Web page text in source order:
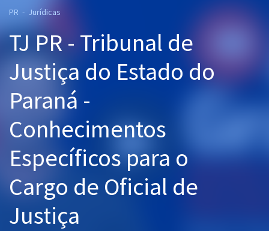
Cursos 20% OFF
Pós
Graduação
OAB
Questões grátis
PR - Jurídicas
TJ PR - Tribunal de
Justiça do Estado do
Paraná -
Conhecimentos
Específicos para o
Cargo de Oficial de
Justiça